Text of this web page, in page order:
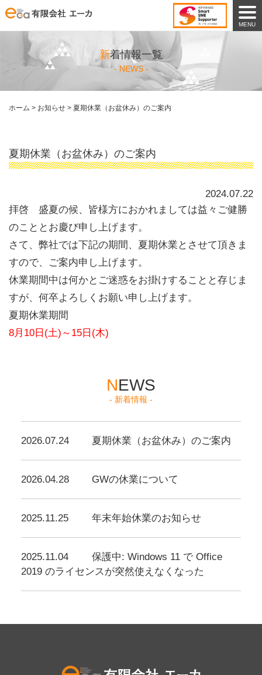
MENU
新着情報一覧
- NEWS -
ホーム > お知らせ > 夏期休業（お盆休み）のご案内
夏期休業（お盆休み）のご案内
2024.07.22
拝啓 盛夏の候、皆様方におかれましては益々ご健勝
のこととお慶び申し上げます。
さて、弊社では下記の期間、夏期休業とさせて頂きま
すので、ご案内申し上げます。
休業期間中は何かとご迷惑をお掛けすることと存じま
すが、何卒よろしくお願い申し上げます。
夏期休業期間
8月10日(土)～15日(木)
NEWS
- 新着情報 -
2026.07.24 夏期休業（お盆休み）のご案内
2026.04.28 GWの休業について
2025.11.25 年末年始休業のお知らせ
2025.11.04
保護中: Windows 11 で Office
2019 のライセンスが突然使えなくなった